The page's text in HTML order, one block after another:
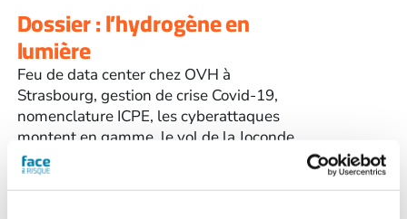
Dossier : l’hydrogène en
lumière
Feu de data center chez OVH à
Strasbourg, gestion de crise Covid-19,
nomenclature ICPE, les cyberattaques
montent en gamme, le vol de la Joconde
il y a 110 ans, l'accident de Seveso...
Voir le sommaire du n° 574